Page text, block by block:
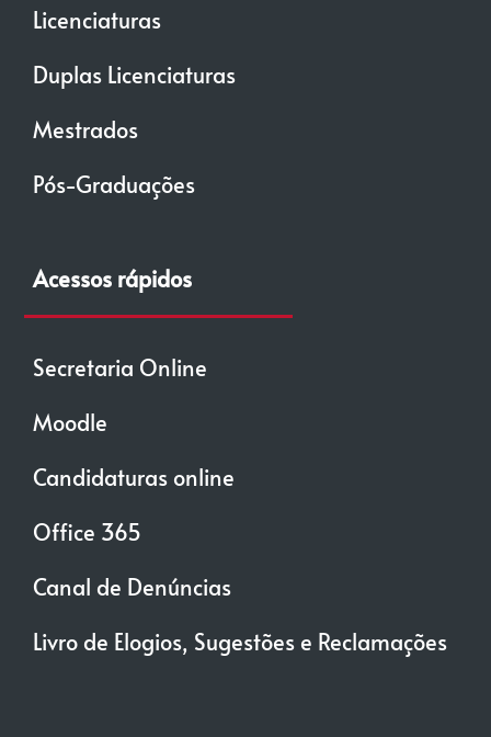
Licenciaturas
Duplas Licenciaturas
Mestrados
Pós-Graduações
Acessos rápidos
Secretaria Online
Moodle
Candidaturas online
Office 365
Canal de Denúncias
Livro de Elogios, Sugestões e Reclamações